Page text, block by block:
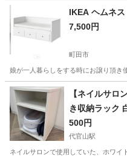
IKEA ヘム
7,500円
町田市
娘が一人暮らしをする時にお譲り頂き
東京 町田市 ベッド
【ネイルサロ
き収納ラック
500円
代官山駅
ネイルサロンで使用していた、ホワイ